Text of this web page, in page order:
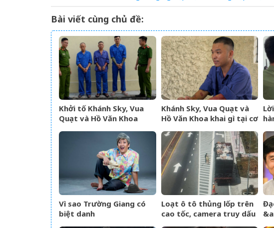
Bài viết cùng chủ đề:
Khởi tố Khánh Sky, Vua
Quạt và Hồ Văn Khoa
Khánh Sky, Vua Quạt và
Hồ Văn Khoa khai gì tại cơ
Vì sao Trường Giang có
biệt danh
Loạt ô tô thủng lốp trên
cao tốc, camera truy dấu